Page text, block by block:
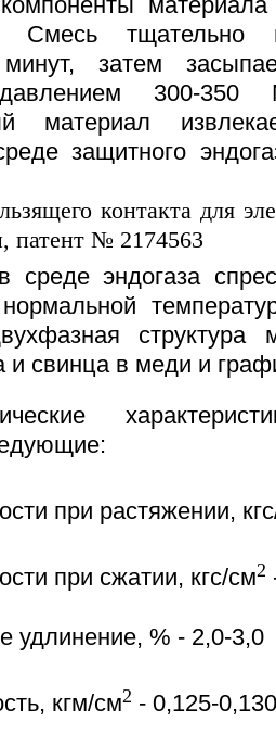
Смесь тщательно
затем
давлением 300-
материал
защитного
среде эндогаза
структура
и свинца в меди и
при растяжении,
при сжатии, кгс/см2
удлинение, % - 2,0-3,0
кгм/см2 - 0,125-0,130